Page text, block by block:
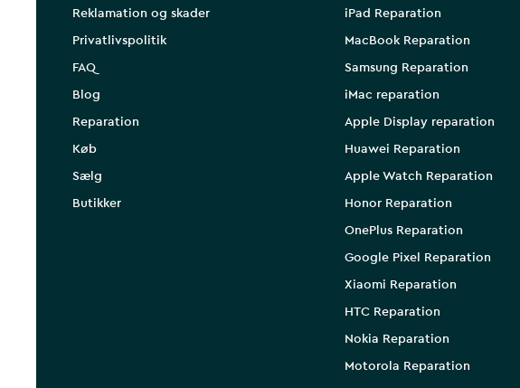
Reklamation og skader
Privatlivspolitik
FAQ
Blog
Reparation
Køb
Sælg
Butikker
iPad Reparation
MacBook Reparation
Samsung Reparation
iMac reparation
Apple Display reparation
Huawei Reparation
Apple Watch Reparation
Honor Reparation
OnePlus Reparation
Google Pixel Reparation
Xiaomi Reparation
HTC Reparation
Nokia Reparation
Motorola Reparation